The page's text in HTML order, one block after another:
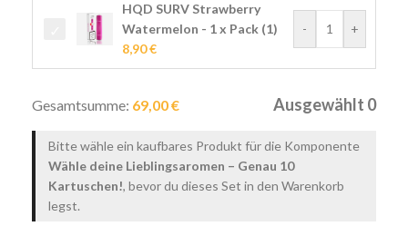
HQD SURV Strawberry
Watermelon - 1 x Pack (1)
8,90€
- +
Gesamtsumme: 69,00€ Ausgewählt 0
Bitte wähle ein kaufbares Produkt für die Komponente
Wähle deine Lieblingsaromen – Genau 10
Kartuschen!, bevor du dieses Set in den Warenkorb
legst.